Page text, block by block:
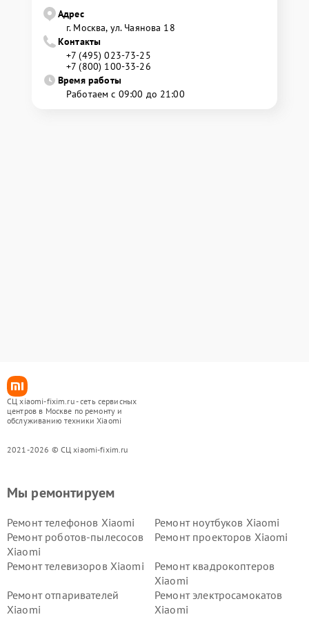
Адрес
г. Москва, ул. Чаянова 18
Контакты
+7 (495) 023-73-25
+7 (800) 100-33-26
Время работы
Работаем с 09:00 до 21:00
СЦ xiaomi-fixim.ru - сеть сервисных
центров в Москве по ремонту и
обслуживанию техники Xiaomi
2021-2026 © СЦ xiaomi-fixim.ru
Мы ремонтируем
Ремонт телефонов Xiaomi
Ремонт ноутбуков Xiaomi
Ремонт роботов-пылесосов
Xiaomi
Ремонт проекторов Xiaomi
Ремонт телевизоров Xiaomi
Ремонт квадрокоптеров
Xiaomi
Ремонт отпаривателей
Xiaomi
Ремонт электросамокатов
Xiaomi